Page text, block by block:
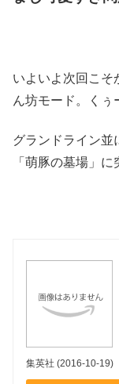
いよいよ次回こそ
ん坊モード。くぅ
グランドライン並
「萌豚の墓場」に
集英社 (2016-10-19)